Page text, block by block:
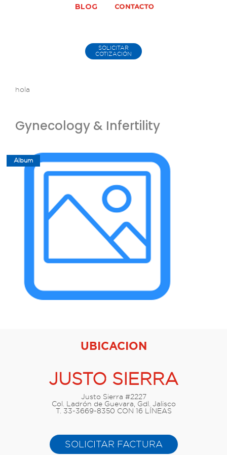
BLOG
SOLICITAR
COTIZACIÓN
hola
Gynecology & Infertility
Album
UBICACION
JUSTO SIERRA
Justo Sierra #2227
Col. Ladrón de Guevara, Gdl. Jalisco
T. 33-3669-8350 CON 16 LÍNEAS
SOLICITAR FACTURA